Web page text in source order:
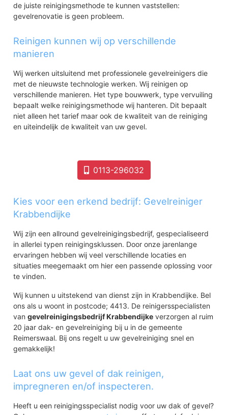
de juiste reinigingsmethode te kunnen vaststellen:
gevelrenovatie is geen probleem.
Reinigen kunnen wij op verschillende
manieren
Wij werken uitsluitend met professionele gevelreinigers die
met de nieuwste technologie werken. Wij reinigen op
verschillende manieren. Het type bouwwerk, type vervuiling
bepaalt welke reinigingsmethode wij hanteren. Dit bepaalt
niet alleen het tarief maar ook de kwaliteit van de reiniging
en uiteindelijk de kwaliteit van uw gevel.
0113-296032
Kies voor een erkend bedrijf: Gevelreiniger
Krabbendijke
Wij zijn een allround gevelreinigingsbedrijf, gespecialiseerd
in allerlei typen reinigingsklussen. Door onze jarenlange
ervaringen hebben wij veel verschillende locaties en
situaties meegemaakt om hier een passende oplossing voor
te vinden.
Wij kunnen u uitstekend van dienst zijn in Krabbendijke. Bel
ons als u woont in postcode; 4413. De reinigersspecialisten
vangevelreinigingsbedrijf Krabbendijke verzorgen al ruim
20 jaar dak- en gevelreiniging bij u in de gemeente
Reimerswaal. Bij ons regelt u uw gevelreiniging snel en
gemakkelijk!
Laat ons uw gevel of dak reinigen,
impregneren en/of inspecteren.
Heeft u een reinigingsspecialist nodig voor uw dak of gevel?